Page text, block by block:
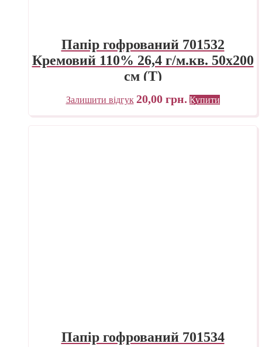
Папір гофрований 701532
Кремовий 110% 26,4 г/м.кв. 50х200
см (Т)
Залишити відгук 20,00 грн. Купити
Папір гофрований 701534